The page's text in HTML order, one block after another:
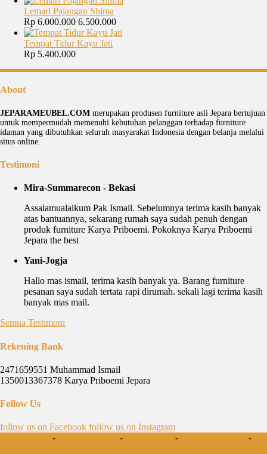
Lemari Pajangan Shima
Rp 6.000.000 6.500.000
Tempat Tidur Kayu Jati
Rp 5.400.000
About
JEPARAMEUBEL.COM merupakan produsen furniture asli Jepara bertujuan
untuk mempermudah memenuhi kebutuhan pelanggan terhadap furniture
idaman yang dibutuhkan seluruh masyarakat Indonesia dengan belanja melalui
situs online.
Testimoni
Mira-Summarecon - Bekasi
Assalamualaikum Pak Ismail. Sebelumnya terima kasih banyak
atas bantuannya, sekarang rumah saya sudah penuh dengan
produk furniture Karya Priboemi. Pokoknya Karya Priboemi
Jepara the best
Yani-Jogja
Hallo mas ismail, terima kasih banyak ya. Barang furniture
pesanan saya sudah tertata rapi dirumah. sekali lagi terima kasih
banyak mas mail.
Semua Testimoni
Rekening Bank
2471659551 Muhammad Ismail
1350013367378 Karya Priboemi Jepara
Follow Us
follow us on Facebook follow us on Instagram
- - -
-